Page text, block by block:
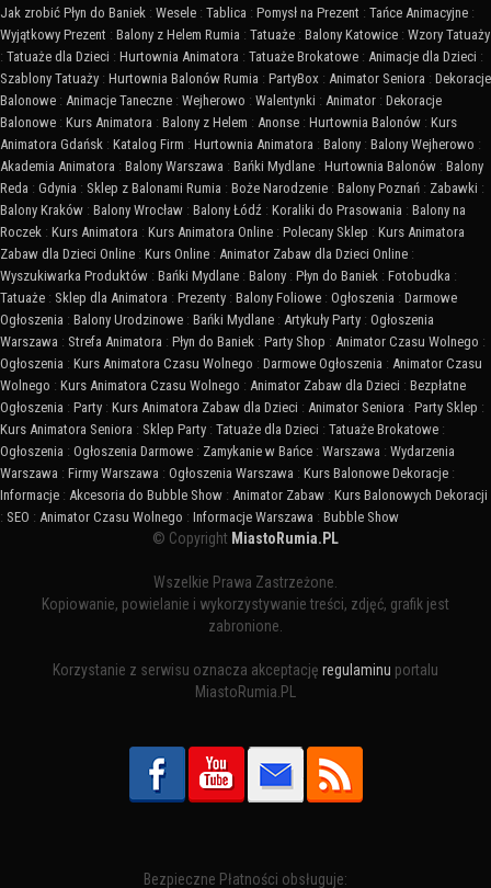
Jak zrobić Płyn do Baniek : Wesele : Tablica : Pomysł na Prezent : Tańce Animacyjne :
Wyjątkowy Prezent : Balony z Helem Rumia : Tatuaże : Balony Katowice : Wzory Tatuaży
: Tatuaże dla Dzieci : Hurtownia Animatora : Tatuaże Brokatowe : Animacje dla Dzieci :
Szablony Tatuaży : Hurtownia Balonów Rumia : PartyBox : Animator Seniora : Dekoracje
Balonowe : Animacje Taneczne : Wejherowo : Walentynki : Animator : Dekoracje
Balonowe : Kurs Animatora : Balony z Helem : Anonse : Hurtownia Balonów : Kurs
Animatora Gdańsk : Katalog Firm : Hurtownia Animatora : Balony : Balony Wejherowo :
Akademia Animatora : Balony Warszawa : Bańki Mydlane : Hurtownia Balonów : Balony
Reda : Gdynia : Sklep z Balonami Rumia : Boże Narodzenie : Balony Poznań : Zabawki :
Balony Kraków : Balony Wrocław : Balony Łódź : Koraliki do Prasowania : Balony na
Roczek : Kurs Animatora : Kurs Animatora Online : Polecany Sklep : Kurs Animatora
Zabaw dla Dzieci Online : Kurs Online : Animator Zabaw dla Dzieci Online :
Wyszukiwarka Produktów : Bańki Mydlane : Balony : Płyn do Baniek : Fotobudka :
Tatuaże : Sklep dla Animatora : Prezenty : Balony Foliowe : Ogłoszenia : Darmowe
Ogłoszenia : Balony Urodzinowe : Bańki Mydlane : Artykuły Party : Ogłoszenia
Warszawa : Strefa Animatora : Płyn do Baniek : Party Shop : Animator Czasu Wolnego :
Ogłoszenia : Kurs Animatora Czasu Wolnego : Darmowe Ogłoszenia : Animator Czasu
Wolnego : Kurs Animatora Czasu Wolnego : Animator Zabaw dla Dzieci : Bezpłatne
Ogłoszenia : Party : Kurs Animatora Zabaw dla Dzieci : Animator Seniora : Party Sklep :
Kurs Animatora Seniora : Sklep Party : Tatuaże dla Dzieci : Tatuaże Brokatowe :
Ogłoszenia : Ogłoszenia Darmowe : Zamykanie w Bańce : Warszawa : Wydarzenia
Warszawa : Firmy Warszawa : Ogłoszenia Warszawa : Kurs Balonowe Dekoracje :
Informacje : Akcesoria do Bubble Show : Animator Zabaw : Kurs Balonowych Dekoracji
: SEO : Animator Czasu Wolnego : Informacje Warszawa : Bubble Show
© Copyright MiastoRumia.PL
Wszelkie Prawa Zastrzeżone.
Kopiowanie, powielanie i wykorzystywanie treści, zdjęć, grafik jest
zabronione.
Korzystanie z serwisu oznacza akceptację regulaminu portalu
MiastoRumia.PL
Bezpieczne Płatności obsługuje: